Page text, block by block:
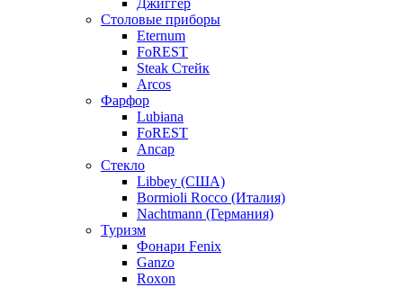
Столовые приборы
Eternum
FoREST
Steak Стейк
Arcos
Фарфор
Lubiana
FoREST
Ancap
Стекло
Libbey (США)
Bormioli Rocco (Италия)
Nachtmann (Германия)
Туризм
Фонари Fenix
Ganzo
Roxon